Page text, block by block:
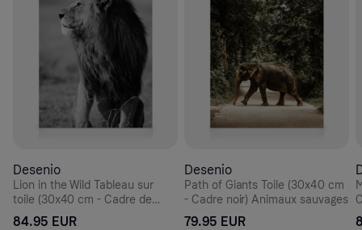
Desenio
Lion in the Wild Tableau sur
toile (30x40 cm - Cadre de
chêne) Animaux sauvages
84.95 EUR
Desenio
Path of Giants Toile (30x40 cm
- Cadre noir) Animaux sauvages
79.95 EUR